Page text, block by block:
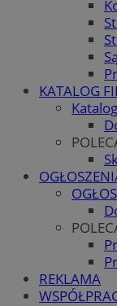
KATALOG
REKLAMA